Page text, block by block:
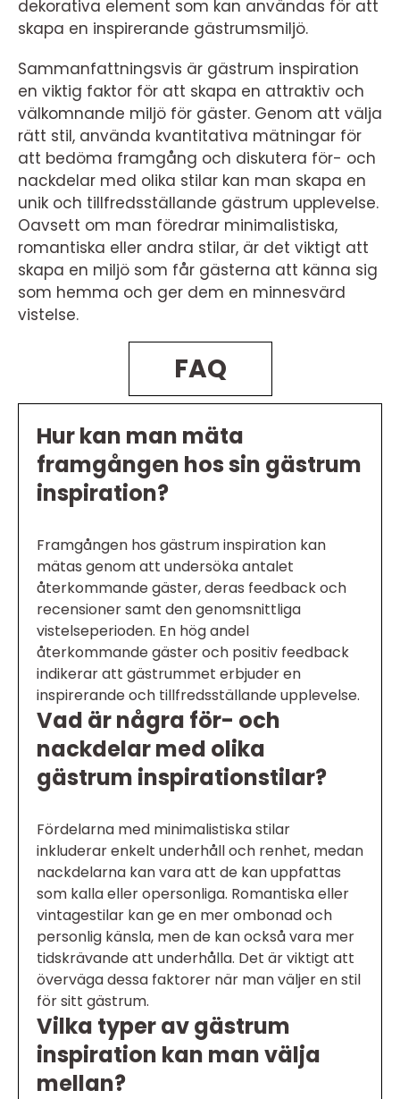
dekorativa element som kan användas för att
skapa en inspirerande gästrumsmiljö.
Sammanfattningsvis är gästrum inspiration
en viktig faktor för att skapa en attraktiv och
välkomnande miljö för gäster. Genom att välja
rätt stil, använda kvantitativa mätningar för
att bedöma framgång och diskutera för- och
nackdelar med olika stilar kan man skapa en
unik och tillfredsställande gästrum upplevelse.
Oavsett om man föredrar minimalistiska,
romantiska eller andra stilar, är det viktigt att
skapa en miljö som får gästerna att känna sig
som hemma och ger dem en minnesvärd
vistelse.
FAQ
Hur kan man mäta
framgången hos sin gästrum
inspiration?
Framgången hos gästrum inspiration kan
mätas genom att undersöka antalet
återkommande gäster, deras feedback och
recensioner samt den genomsnittliga
vistelseperioden. En hög andel
återkommande gäster och positiv feedback
indikerar att gästrummet erbjuder en
inspirerande och tillfredsställande upplevelse.
Vad är några för- och
nackdelar med olika
gästrum inspirationstilar?
Fördelarna med minimalistiska stilar
inkluderar enkelt underhåll och renhet, medan
nackdelarna kan vara att de kan uppfattas
som kalla eller opersonliga. Romantiska eller
vintagestilar kan ge en mer ombonad och
personlig känsla, men de kan också vara mer
tidskrävande att underhålla. Det är viktigt att
överväga dessa faktorer när man väljer en stil
för sitt gästrum.
Vilka typer av gästrum
inspiration kan man välja
mellan?